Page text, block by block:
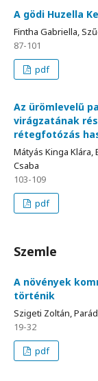
A gödi Huzella
Fintha Gabriella,
87-101
pdf
Az ürömlevelű
virágzatának
rétegfotózás
Mátyás Kinga Klára,
Csaba
103-109
pdf
Szemle
A növények
történik
Szigeti Zoltán,
19-32
pdf